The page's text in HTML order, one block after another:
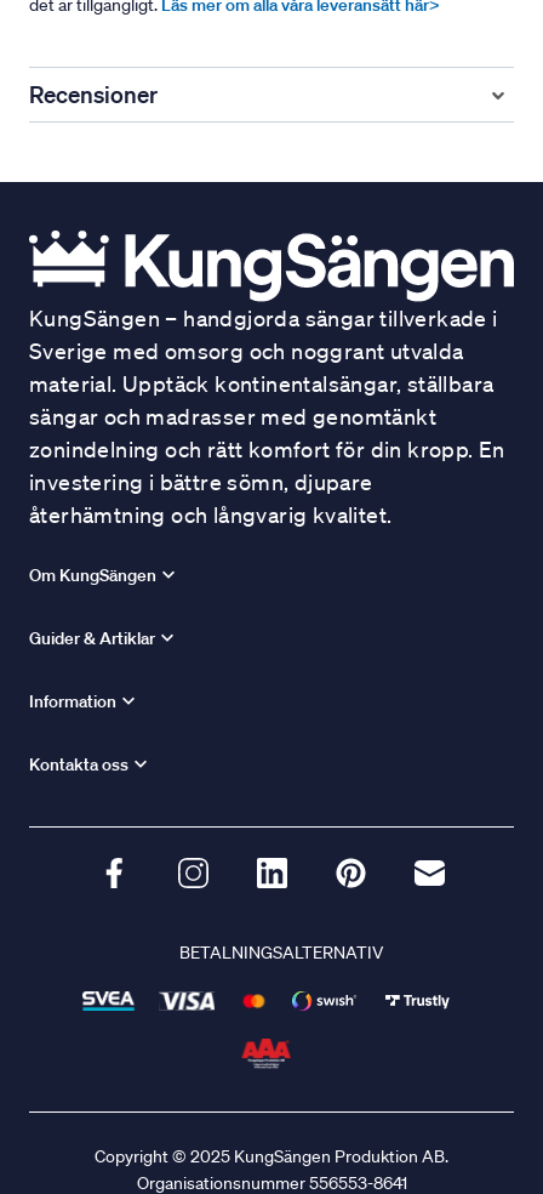
det är tillgängligt. Läs mer om alla våra leveransätt här>
Recensioner
KungSängen – handgjorda sängar tillverkade i
Sverige med omsorg och noggrant utvalda
material. Upptäck kontinentalsängar, ställbara
sängar och madrasser med genomtänkt
zonindelning och rätt komfort för din kropp. En
investering i bättre sömn, djupare
återhämtning och långvarig kvalitet.
Om KungSängen
Guider & Artiklar
Information
Kontakta oss
BETALNINGSALTERNATIV
Copyright © 2025 KungSängen Produktion AB.
Organisationsnummer 556553-8641